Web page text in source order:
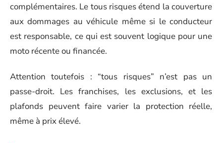
complémentaires. Le tous risques étend la couverture
aux dommages au véhicule même si le conducteur
est responsable, ce qui est souvent logique pour une
moto récente ou financée.
Attention toutefois : “tous risques” n’est pas un
passe-droit. Les franchises, les exclusions, et les
plafonds peuvent faire varier la protection réelle,
même à prix élevé.